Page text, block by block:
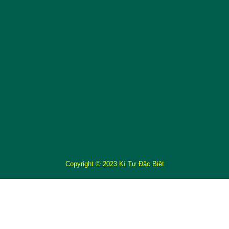
Copyright © 2023 Kí Tự Đặc Biệt